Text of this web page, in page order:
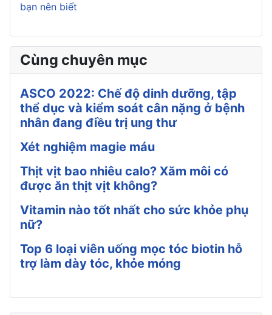
bạn nên biết
Cùng chuyên mục
ASCO 2022: Chế độ dinh dưỡng, tập
thể dục và kiểm soát cân nặng ở bệnh
nhân đang điều trị ung thư
Xét nghiệm magie máu
Thịt vịt bao nhiêu calo? Xăm môi có
được ăn thịt vịt không?
Vitamin nào tốt nhất cho sức khỏe phụ
nữ?
Top 6 loại viên uống mọc tóc biotin hỗ
trợ làm dày tóc, khỏe móng